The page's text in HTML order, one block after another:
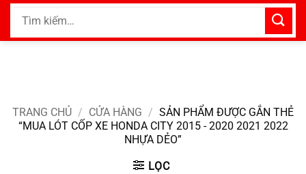
Bỏ
nội
Tìm
TRANG CHỦ / CỬA HÀNG / SẢN PHẨM ĐƯỢC GẮN THẺ
“MUA LÓT CỐP XE HONDA CITY 2015 - 2020 2021 2022
NHỰA DẺO”
LỌC